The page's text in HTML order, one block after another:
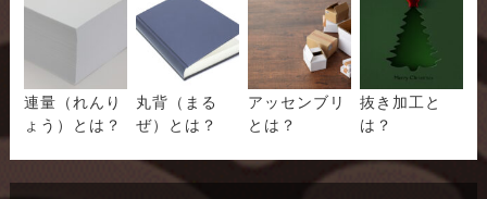
連量（れんり
ょう）とは？
丸背（まる
ぜ）とは？
アッセンブリ
とは？
抜き加工と
は？